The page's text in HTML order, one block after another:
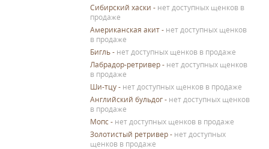
Сибирский хаски - нет доступных щенков в
продаже
Американская акит- нет доступных щенков
в продаже
Бигль- нет доступных щенков в продаже
Лабрадор-ретривер- нет доступных щенков
в продаже
Ши-тцу- нет доступных щенков в продаже
Английский бульдог- нет доступных щенков
в продаже
Мопс- нет доступных щенков в продаже
Золотистый ретривер- нет доступных
щенков в продаже